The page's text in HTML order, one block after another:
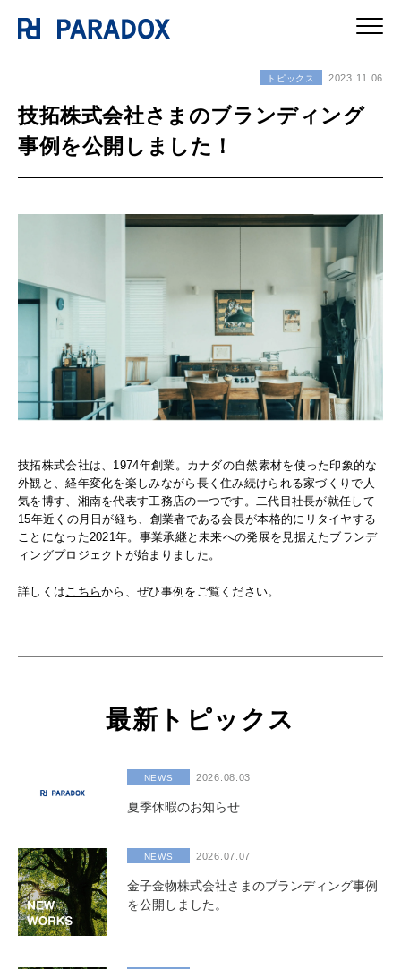
トピックス 2023.11.06
技拓株式会社さまのブランディング
事例を公開しました！
技拓株式会社は、1974年創業。カナダの自然素材を使った印象的な
外観と、経年変化を楽しみながら長く住み続けられる家づくりで人
気を博す、湘南を代表す工務店の一つです。二代目社長が就任して
15年近くの月日が経ち、創業者である会長が本格的にリタイヤする
ことになった2021年。事業承継と未来への発展を見据えたブランデ
ィングプロジェクトが始まりました。
詳しくはこちらから、ぜひ事例をご覧ください。
最新トピックス
NEWS 2026.08.03
夏季休暇のお知らせ
NEWS 2026.07.07
金子金物株式会社さまのブランディング事例
を公開しました。